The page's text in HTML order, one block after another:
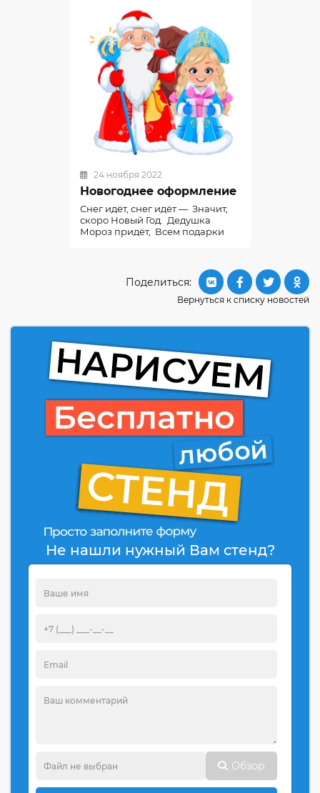
24 ноября 2022
Новогоднее оформление
Снег идёт, снег идёт — Значит,
скоро Новый Год. Дедушка
Мороз придёт, Всем подарки
Поделиться:
Вернуться к списку новостей
Не нашли нужный Вам стенд?
Обзор